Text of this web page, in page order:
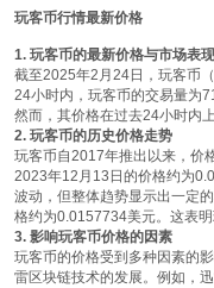
玩客币行情最新价格
1. 玩客币的最新价格与市场表现
截至2025年2月24日，玩客币
24小时内，玩客币的交易量为
然而，其价格在过去24小时内
2. 玩客币的历史价格走势
玩客币自2017年推出以来，价
2023年12月13日的价格约为
波动，但整体趋势显示出一定
格约为0.0157734美元。这表
3. 影响玩客币价格的因素
玩客币的价格受到多种因素的
雷区块链技术的发展。例如，